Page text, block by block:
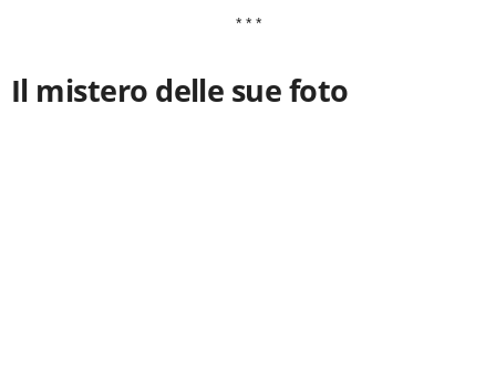
* * *
Il mistero delle sue foto